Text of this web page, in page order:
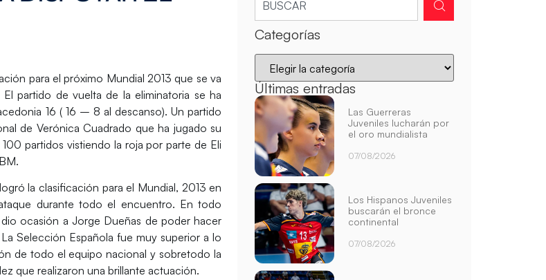
para el próximo Mundial 2013 que se va
partido de vuelta de la eliminatoria se ha
16 ( 16 – 8 al descanso). Un partido
de Verónica Cuadrado que ha jugado su
partidos vistiendo la roja por parte de Eli
la clasificación para el Mundial, 2013 en
durante todo el encuentro. En todo
ocasión a Jorge Dueñas de poder hacer
Selección Española fue muy superior a lo
de todo el equipo nacional y sobretodo la
que realizaron una brillante actuación.
Categorías
Últimas entradas
Las Guerreras
Juveniles lucharán por
el oro mundialista
07/08/2026
Los Hispanos Juveniles
buscarán el bronce
continental
07/08/2026